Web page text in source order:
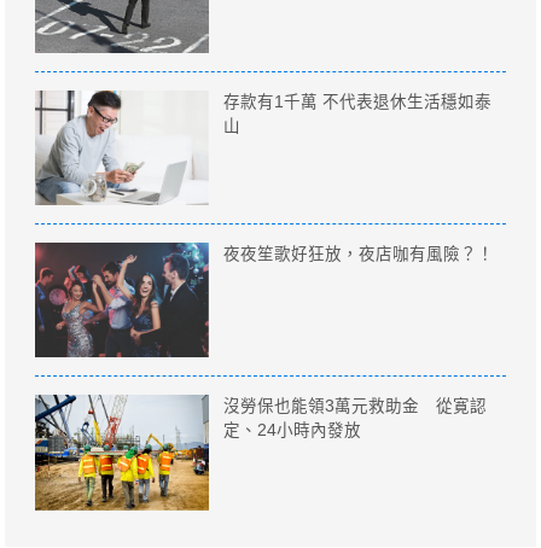
存款有1千萬 不代表退休生活穩如泰
山
夜夜笙歌好狂放，夜店咖有風險？！
沒勞保也能領3萬元救助金 從寛認
定、24小時內發放